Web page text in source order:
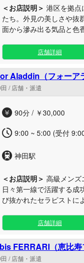
＜お店説明＞ 港区を拠点
たち。外見の美しさや抜
面から滲み出る気品と色
時を届けます。 日常の喧騒を忘れ、都会の中心で洗練
されたセレブ感を心ゆく
店が自信を持ってお迎え
い瑞々しさと、大人の包
セラピストばかりです。
美な戯れのひと時へと誘います。 スタイ
能ください。
店舗詳細
Aladdin（フォーア
/ 店舗・派遣
90分 / ￥30,000
9:00 ~ 5:00 (受付
神田駅
＜お店説明＞ 高級メンズ
日々第一線で活躍する成
び抜かれたセラピストに
トメントは、日常の慌た
を呼び起こします。細部
リアとおもてなしで、一
店舗詳細
FERRARI（恵比
/ 店舗・派遣